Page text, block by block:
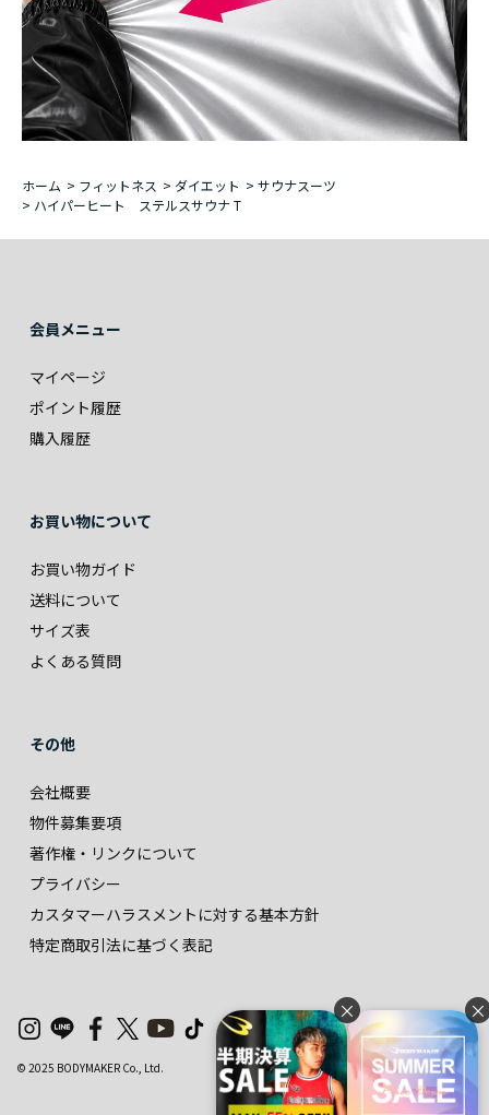
× ×
ホーム > フィットネス > ダイエット > サウナスーツ
> ハイパーヒート ステルスサウナ T
会員メニュー
マイページ
ポイント履歴
購入履歴
お買い物について
お買い物ガイド
送料について
サイズ表
よくある質問
その他
会社概要
物件募集要項
著作権・リンクについて
プライバシー
カスタマーハラスメントに対する基本方針
特定商取引法に基づく表記
© 2025 BODYMAKER Co., Ltd.